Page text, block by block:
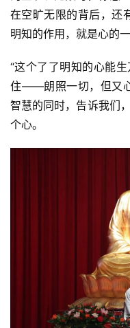
在空旷无限的背后，还
明知的作用，就是心的
“这个了了明知的心能
住——朗照一切，但又
智慧的同时，告诉我们
个心。